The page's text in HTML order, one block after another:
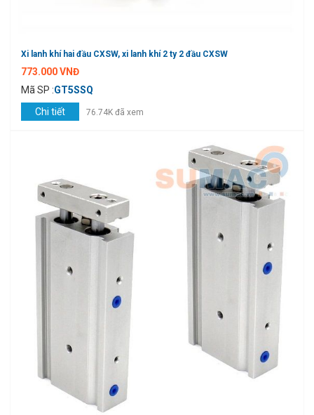
Xi lanh khí hai đầu CXSW, xi lanh khí 2 ty 2 đầu CXSW
773.000 VNĐ
Mã SP :GT5SSQ
Chi tiết
76.74K đã xem